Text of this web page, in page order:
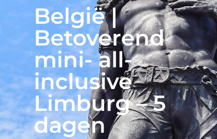
België |
Betoverend
mini- all-
inclusive
Limburg – 5
dagen